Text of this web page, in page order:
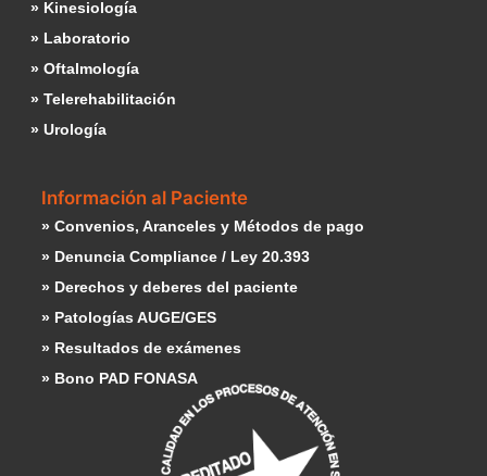
» Kinesiología
» Laboratorio
» Oftalmología
» Telerehabilitación
» Urología
Información al Paciente
» Convenios, Aranceles y Métodos de pago
» Denuncia Compliance / Ley 20.393
» Derechos y deberes del paciente
» Patologías AUGE/GES
» Resultados de exámenes
» Bono PAD FONASA